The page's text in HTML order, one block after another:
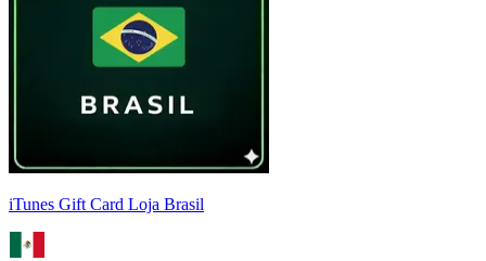
iTunes Gift Card Loja Brasil